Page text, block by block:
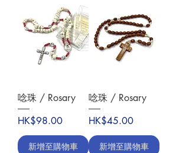
唸珠 / Rosary
價格
HK$98.00
新增至購物車
唸珠 / Rosary
價格
HK$45.00
新增至購物車